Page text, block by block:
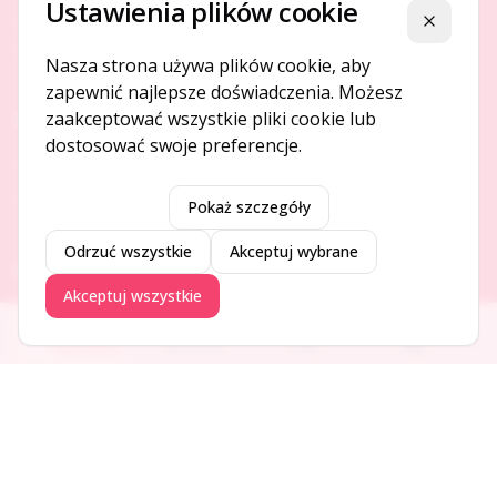
Platforma ogłoszeń i firm, która łączy ludzi i rozwija biznes
O NAS
DODAJ I PROMUJ
Dodaj ogłoszenie
Dodaj firmę
Ogłoszenia Aktualności Firmy Blog
Ustawienia plików cookie Zamknij
Nasza strona używa plików cookie, aby
zapewnić najlepsze doświadczenia. Możesz
zaakceptować wszystkie pliki cookie lub
dostosować swoje preferencje.
Pokaż szczegóły
Odrzuć wszystkie Akceptuj wybrane
Akceptuj wszystkie